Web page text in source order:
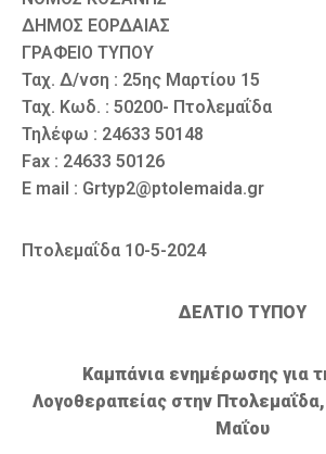
ΔΗΜΟΣ ΕΟΡΔΑΙΑΣ
ΓΡΑΦΕΙΟ ΤΥΠΟΥ
Ταχ. Δ/νση : 25ης Μαρτίου 15
Ταχ. Κωδ. : 50200- Πτολεμαΐδα
Τηλέφω : 24633 50148
Fax : 24633 50126
E mail : Grtyp2@ptolemaida.gr
Πτολεμαΐδα 10-5-2024
ΔΕΛΤΙΟ ΤΥΠΟΥ
Καμπάνια ενημέρωσης για
Λογοθεραπείας στην
Μαΐου